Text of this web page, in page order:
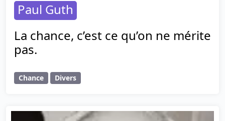
Paul Guth
La chance, c’est ce qu’on ne mérite
pas.
Chance Divers